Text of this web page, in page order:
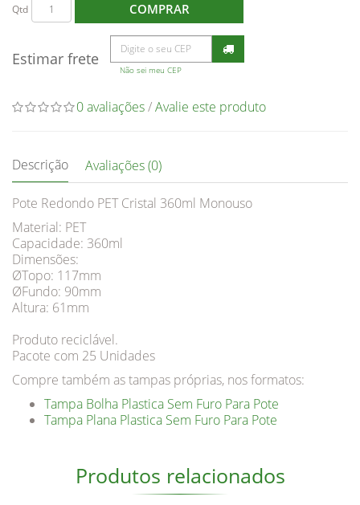
Qtd COMPRAR
Estimar frete
Não sei meu CEP
0 avaliações/Avalie este produto
Descrição Avaliações (0)
Pote Redondo PET Cristal 360ml Monouso
Material: PET
Capacidade: 360ml
Dimensões:
ØTopo: 117mm
ØFundo: 90mm
Altura: 61mm
Produto reciclável.
Pacote com 25 Unidades
Compre também as tampas próprias, nos formatos:
Tampa Bolha Plastica Sem Furo Para Pote
Tampa Plana Plastica Sem Furo Para Pote
Produtos relacionados